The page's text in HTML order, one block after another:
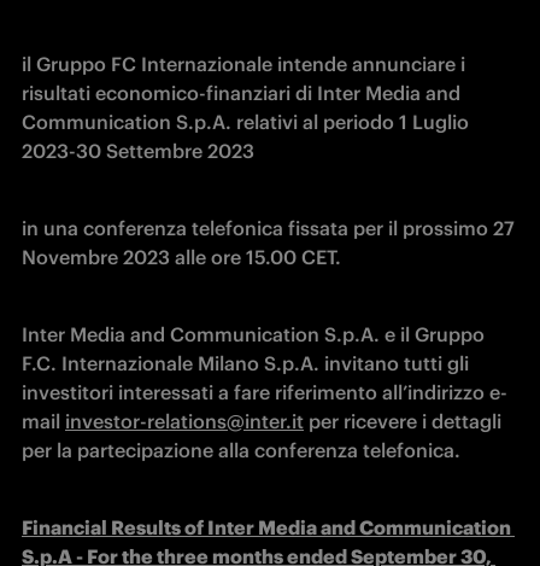
il Gruppo FC Internazionale intende annunciare i
risultati economico-finanziari di Inter Media and
Communication S.p.A. relativi al periodo 1 Luglio
2023-30 Settembre 2023
in una conferenza telefonica fissata per il prossimo 27
Novembre 2023 alle ore 15.00 CET.
Inter Media and Communication S.p.A. e il Gruppo
F.C. Internazionale Milano S.p.A. invitano tutti gli
investitori interessati a fare riferimento all’indirizzo e-
mail investor-relations@inter.it per ricevere i dettagli
per la partecipazione alla conferenza telefonica.
Financial Results of Inter Media and Communication
S.p.A - For the three months ended September 30,